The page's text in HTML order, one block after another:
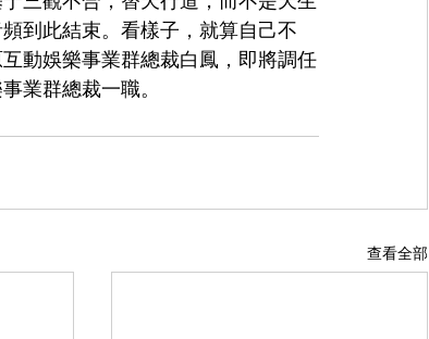
到此結束。看樣子，就算自己不
動娛樂事業群總裁白鳳，即將調任
業群總裁一職。
查看全部